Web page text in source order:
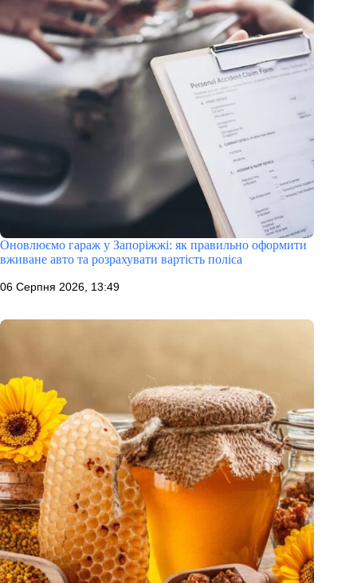
Оновлюємо гараж у Запоріжжі: як правильно оформити
вживане авто та розрахувати вартість поліса
06 Серпня 2026, 13:49